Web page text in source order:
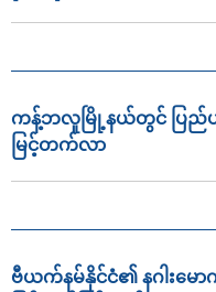
ကန့်ဘလူမြို့နယ်တွင် ပြည်
မြင့်တက်လာ
ဗီယက်နမ်နိုင်ငံ၏ နဂါးမော